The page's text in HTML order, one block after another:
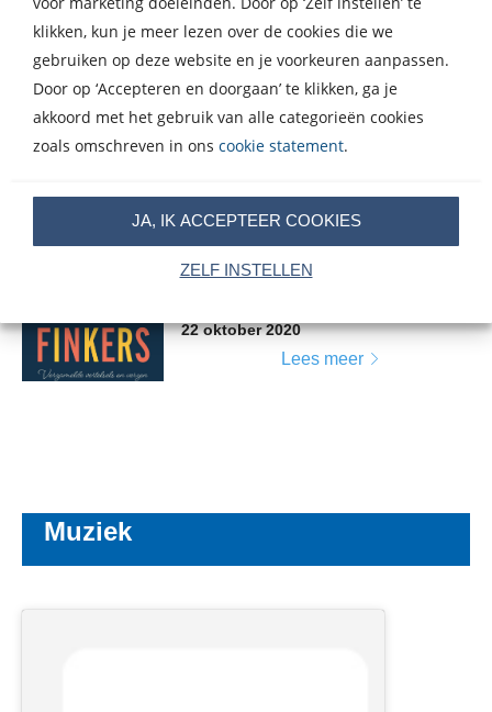
klikken, kun je meer lezen over de cookies die we
gebruiken op deze website en je voorkeuren aanpassen.
Door op ‘Accepteren en doorgaan’ te klikken, ga je
akkoord met het gebruik van alle categorieën cookies
zoals omschreven in ons cookie statement.
JA, IK ACCEPTEER COOKIES
ZELF INSTELLEN
Artikelen over Herman Finkers
22 oktober 2020
genomineerd voor NS
Lees meer
Muziek